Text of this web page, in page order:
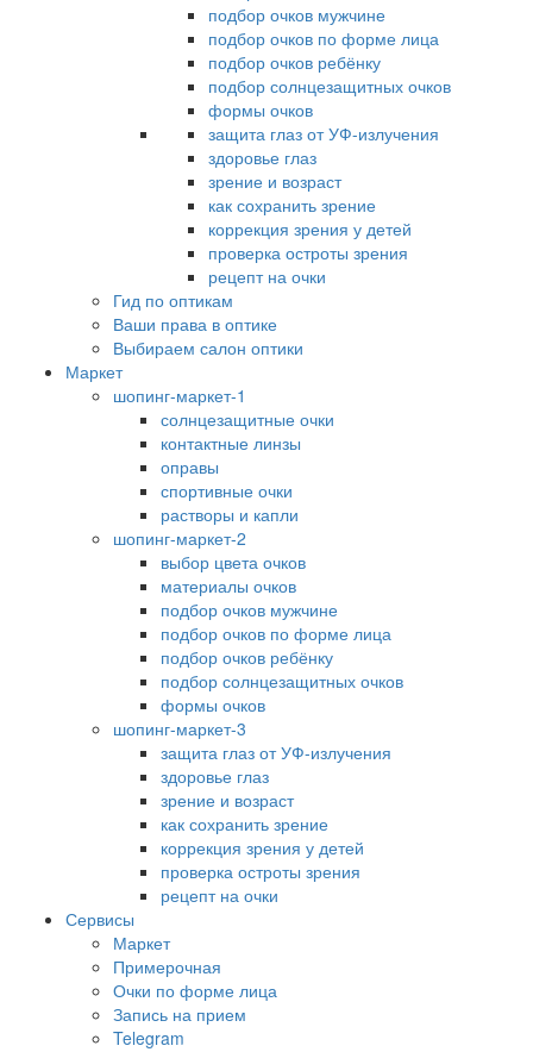
подбор очков мужчине
подбор очков по форме лица
подбор очков ребёнку
подбор солнцезащитных очков
формы очков
защита глаз от УФ-излучения
здоровье глаз
зрение и возраст
как сохранить зрение
коррекция зрения у детей
проверка остроты зрения
рецепт на очки
Гид по оптикам
Ваши права в оптике
Выбираем салон оптики
Маркет
шопинг-маркет-1
солнцезащитные очки
контактные линзы
оправы
спортивные очки
растворы и капли
шопинг-маркет-2
выбор цвета очков
материалы очков
подбор очков мужчине
подбор очков по форме лица
подбор очков ребёнку
подбор солнцезащитных очков
формы очков
шопинг-маркет-3
защита глаз от УФ-излучения
здоровье глаз
зрение и возраст
как сохранить зрение
коррекция зрения у детей
проверка остроты зрения
рецепт на очки
Сервисы
Маркет
Примерочная
Очки по форме лица
Запись на прием
Telegram